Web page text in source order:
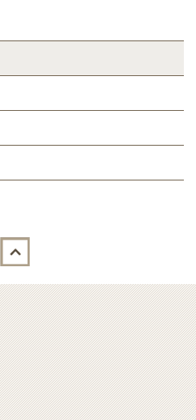
Back to top